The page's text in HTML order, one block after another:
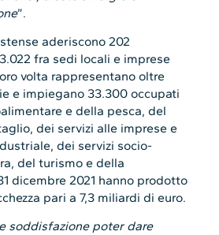
”.
aderiscono 202
fra sedi locali e imprese
volta rappresentano oltre
e impiegano 33.300 occupati
e della pesca, del
dei servizi alle imprese e
dei servizi socio-
del turismo e della
dicembre 2021 hanno prodotto
pari a 7,3 miliardi di euro.
soddisfazione poter dare